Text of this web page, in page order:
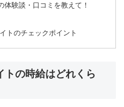
体験談・口コミを教えて！
トのチェックポイント
トの時給はどれくら